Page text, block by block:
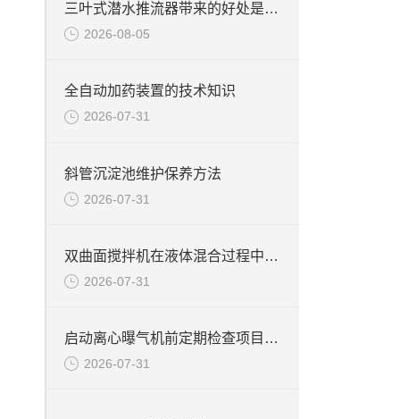
三叶式潜水推流器带来的好处是什么？
2026-08-05
全自动加药装置的技术知识
2026-07-31
斜管沉淀池维护保养方法
2026-07-31
双曲面搅拌机在液体混合过程中的应用与优势分析
2026-07-31
启动离心曝气机前定期检查项目分析
2026-07-31